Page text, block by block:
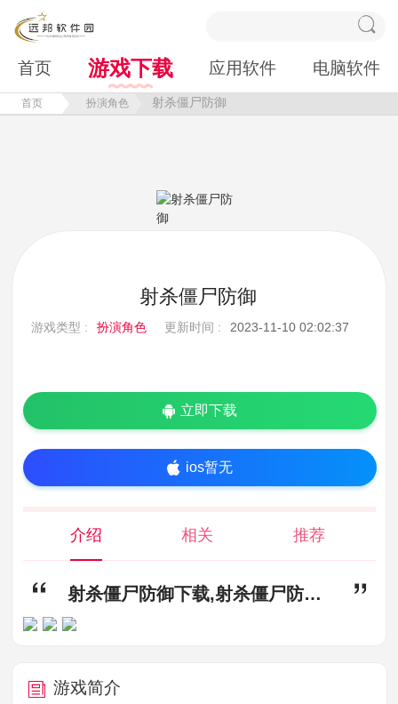
首页 游戏下载 应用软件 电脑软件
首页 扮演角色 射杀僵尸防御
射杀僵尸防御
游戏类型 : 扮演角色 更新时间 : 2023-11-10 02:02:37
立即下载
ios暂无
介绍 相关 推荐
射杀僵尸防御下载,射杀僵尸防御中文版下载安装,角色扮演
游戏简介